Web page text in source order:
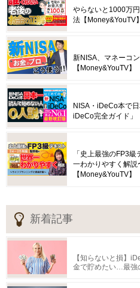
やらないと1000万
法【Money&YouTV】
新NISA、マネーコ
【Money&YouTV】
NISA・iDeCo本で
iDeCo完全ガイド」
「史上最強のFP3
一わかりやすく解
【Money&YouTV】
新着記事
【知らないと損】
金で貯めたい…最強